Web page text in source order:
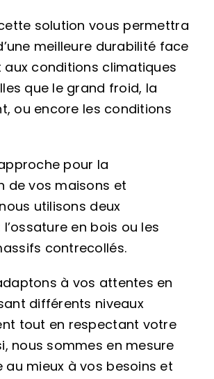
solution vous permettra
meilleure durabilité face
aux conditions climatiques
que le grand froid, la
ou encore les conditions
pour la
de vos maisons et
utilisons deux
en bois ou les
contrecollés.
à vos attentes en
différents niveaux
tout en respectant votre
nous sommes en mesure
au mieux à vos besoins et